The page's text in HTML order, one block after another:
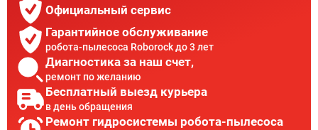
Официальный сервис
Гарантийное обслуживание
робота-пылесоса Roborock до 3 лет
Диагностика за наш счет,
ремонт по желанию
Бесплатный выезд курьера
в день обращения
Ремонт гидросистемы робота-пылесоса